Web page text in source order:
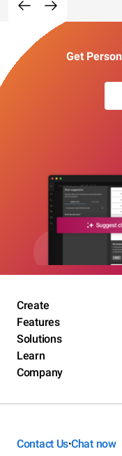
Get
Create
Features
Solutions
Learn
Company
Contact Us•Chat now